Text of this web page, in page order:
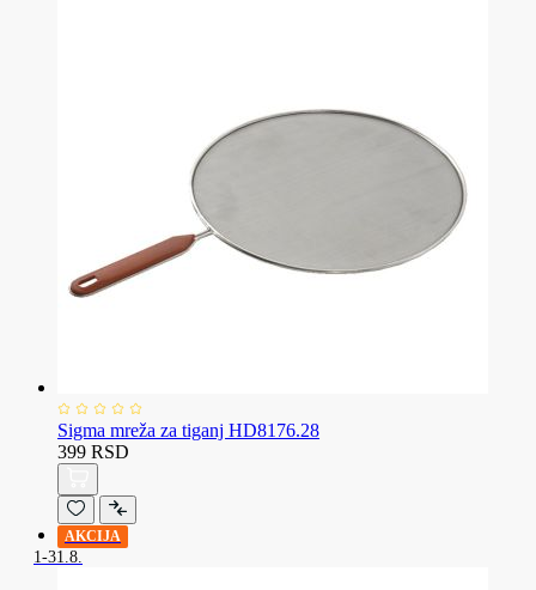
Sigma mreža za tiganj HD8176.28
399 RSD
AKCIJA
1-31.8.